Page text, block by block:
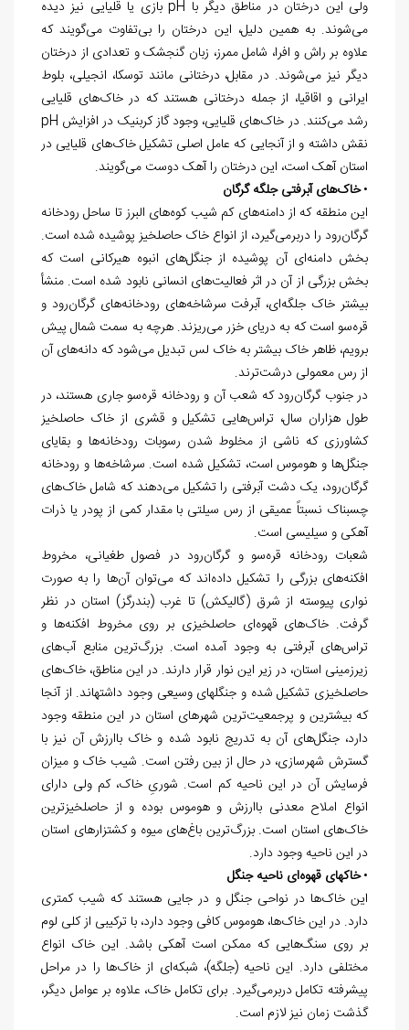
ولی این درختان در مناطق دیگر با pHبازی یا قلیایی نیز دیده
میشوند. به همین دلیل، این درختان را بیتفاوت میگویند که
علاوه بر راش و افرا، شامل ممرز، زبان گنجشک و تعدادی از درختان
دیگر نیز میشوند. در مقابل، درختانی مانند توسکا، انجیلی، بلوط
ایرانی و اقاقیا، از جمله درختانی هستند که در خاکهای قلیایی
رشد میکنند. در خاکهای قلیایی، وجود گاز کربنیک در افزایش pH
نقش داشته و از آن‏جایی که عامل اصلی تشکیل خاکهای قلیایی در
استان آهک است، این درختان را آهک دوست می‌گویند.
•خاکهای آبرفتی جلگه گرگان
این منطقه که از دامنه‌های کم شیب کوههای البرز تا ساحل رودخانه
گرگانرود را دربرمیگیرد، از انواع خاک حاصلخیز پوشیده شده است.
بخش دامنهای آن پوشیده از جنگلهای انبوه هیرکانی است که
بخش بزرگی از آن در اثر فعالیتهای انسانی نابود شده است. منشأ
بیشتر خاک جلگهای، آبرفت سرشاخههای رودخانههای گرگانرود و
قرهسو است که به دریای خزر میریزند. هرچه به سمت شمال پیش
برویم، ظاهر خاک بیشتر به خاک لس تبدیل میشود که دانههای آن
از رس معمولی درشتترند.
در جنوب گرگان‌رود که شعب آن و رودخانه قره‌سو جاری هستند، در
طول هزاران سال، تراسهایی تشکیل و قشری از خاک حاصلخیز
کشاورزی که ناشی از مخلوط شدن رسوبات رودخانهها و بقایای
جنگلها و هوموس است، تشکیل شده است. سرشاخهها و رودخانه
گرگانرود، یک دشت آبرفتی را تشکیل میدهند که شامل خاکهای
چسبناک نسبتاً عمیقی از رس سیلتی با مقدار کمی از پودر یا ذرات
آهکی و سیلیسی است.
شعبات رودخانه قره‌‌سو و گرگانرود در فصول طغیانی، مخروط
افکنههای بزرگی را تشکیل دادهاند که میتوان آنها را به صورت
نواری پیوسته از شرق (گالیکش) تا غرب (بندرگز) استان در نظر
گرفت. خاکهای قهوهای حاصلخیزی بر روی مخروط افکنهها و
تراسهای آبرفتی به وجود آمده است. بزرگترین منابع آبهای
زیرزمینی استان، در زیر این نوار قرار دارند. در این مناطق، خاکهای
حاصلخیزی تشکیل شده و جنگل‏های وسیعی وجود داشته‏اند. از آن‏جا
که بیشترین و پرجمعیت‌‏ترین شهرهای استان در این منطقه وجود
دارد، جنگلهای آن به تدریج نابود شده و خاک باارزش آن نیز با
گسترش شهرسازی، در حال از بین رفتن است. شیب خاک و میزان
فرسایش آن در این ناحیه کم است. شوریِ خاک، کم ولی دارای
انواع املاح معدنی باارزش و هوموس بوده و از حاصلخیزترین
خاکهای استان است. بزرگترین باغهای میوه و کشتزارهای استان
در این ناحیه وجود دارد.
•خاک‏های قهوه‌‏ای ناحیه جنگل
این خاکها در نواحی جنگل و در جایی هستند که شیب کمتری
دارد. در این خاکها، هوموس کافی وجود دارد، با ترکیبی از کلی لوم
بر روی سنگهایی که ممکن است آهکی باشد. این خاک انواع
مختلفی دارد. این ناحیه (جلگه)، شبکهای از خاکها را در مراحل
پیشرفته تکامل دربرمیگیرد. برای تکامل خاک، علاوه بر عوامل دیگر،
گذشت زمان نیز لازم است.